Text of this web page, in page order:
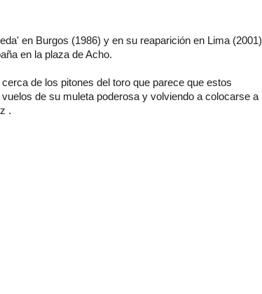
en Burgos (1986) y en su reaparición en Lima (2001)
en la plaza de Acho.
de los pitones del toro que parece que estos
de su muleta poderosa y volviendo a colocarse a
.